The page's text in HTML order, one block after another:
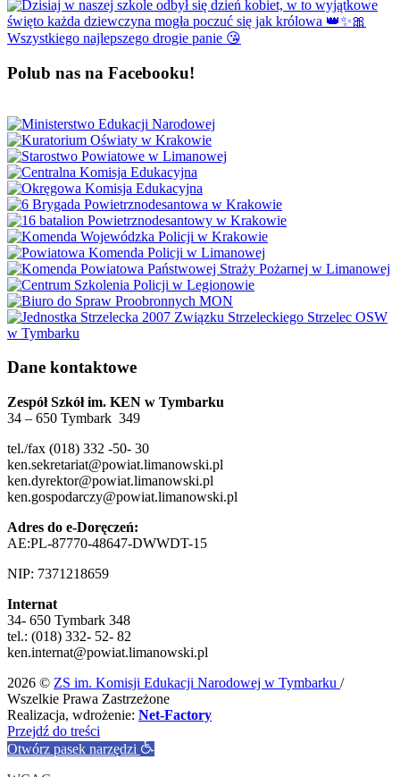
Polub nas na Facebooku!
Dane kontaktowe
Zespół Szkół im. KEN w Tymbarku
34 – 650 Tymbark 349
tel./fax (018) 332 -50- 30
ken.sekretariat@powiat.limanowski.pl
ken.dyrektor@powiat.limanowski.pl
ken.gospodarczy@powiat.limanowski.pl
Adres do e-Doręczeń:
AE:PL-87770-48647-DWWDT-15
NIP: 7371218659
Internat
34- 650 Tymbark 348
tel.: (018) 332- 52- 82
ken.internat@powiat.limanowski.pl
2026 © ZS im. Komisji Edukacji Narodowej w Tymbarku /
Wszelkie Prawa Zastrzeżone
Realizacja, wdrożenie: Net-Factory
Przejdź do treści
Otwórz pasek narzędzi